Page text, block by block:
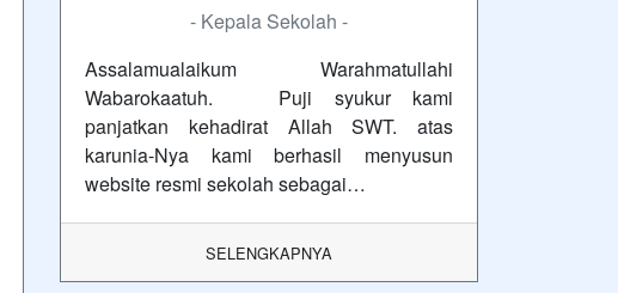
- Kepala Sekolah -
Assalamualaikum Warahmatullahi
Wabarokaatuh. Puji syukur kami
panjatkan kehadirat Allah SWT. atas
karunia-Nya kami berhasil menyusun
website resmi sekolah sebagai…
SELENGKAPNYA